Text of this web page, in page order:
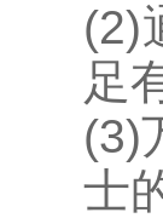
(2)
足
(3)
士